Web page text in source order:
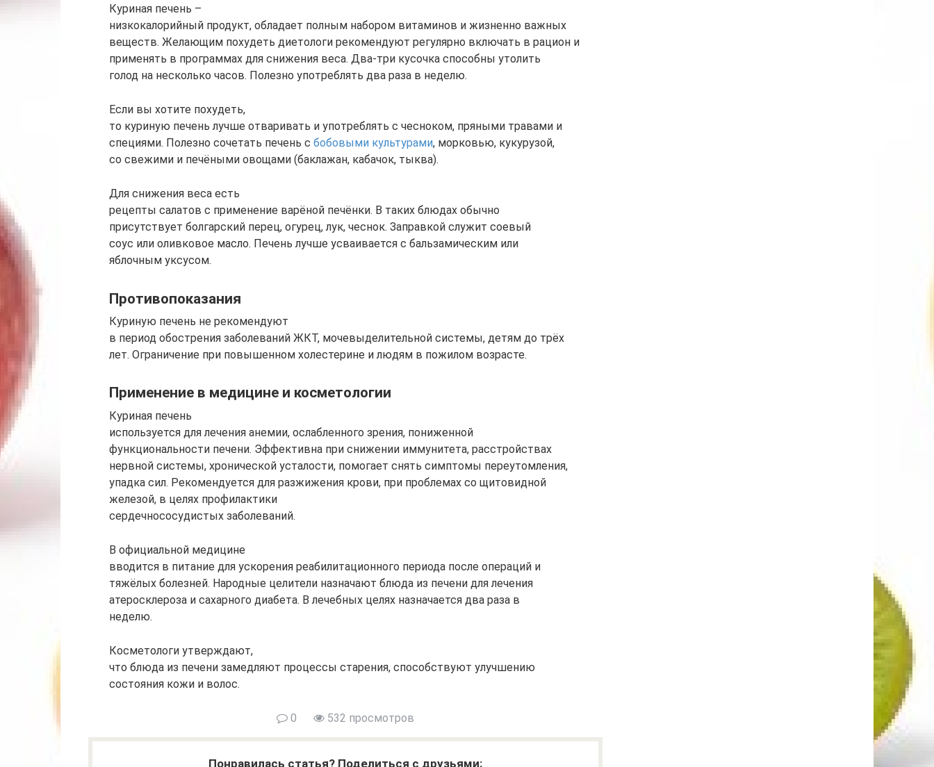
Куриная печень –
низкокалорийный продукт, обладает полным набором витаминов и жизненно важных
веществ. Желающим похудеть диетологи рекомендуют регулярно включать в рацион и
применять в программах для снижения веса. Два-три кусочка способны утолить
голод на несколько часов. Полезно употреблять два раза в неделю.
Если вы хотите похудеть,
то куриную печень лучше отваривать и употреблять с чесноком, пряными травами и
специями. Полезно сочетать печень с бобовыми культурами, морковью, кукурузой,
со свежими и печёными овощами (баклажан, кабачок, тыква).
Для снижения веса есть
рецепты салатов с применение варёной печёнки. В таких блюдах обычно
присутствует болгарский перец, огурец, лук, чеснок. Заправкой служит соевый
соус или оливковое масло. Печень лучше усваивается с бальзамическим или
яблочным уксусом.
Противопоказания
Куриную печень не рекомендуют
в период обострения заболеваний ЖКТ, мочевыделительной системы, детям до трёх
лет. Ограничение при повышенном холестерине и людям в пожилом возрасте.
Применение в медицине и косметологии
Куриная печень
используется для лечения анемии, ослабленного зрения, пониженной
функциональности печени. Эффективна при снижении иммунитета, расстройствах
нервной системы, хронической усталости, помогает снять симптомы переутомления,
упадка сил. Рекомендуется для разжижения крови, при проблемах со щитовидной
железой, в целях профилактики
сердечнососудистых заболеваний.
В официальной медицине
вводится в питание для ускорения реабилитационного периода после операций и
тяжёлых болезней. Народные целители назначают блюда из печени для лечения
атеросклероза и сахарного диабета. В лечебных целях назначается два раза в
неделю.
Косметологи утверждают,
что блюда из печени замедляют процессы старения, способствуют улучшению
состояния кожи и волос.
0 532 просмотров
Понравилась статья? Поделиться с друзьями: